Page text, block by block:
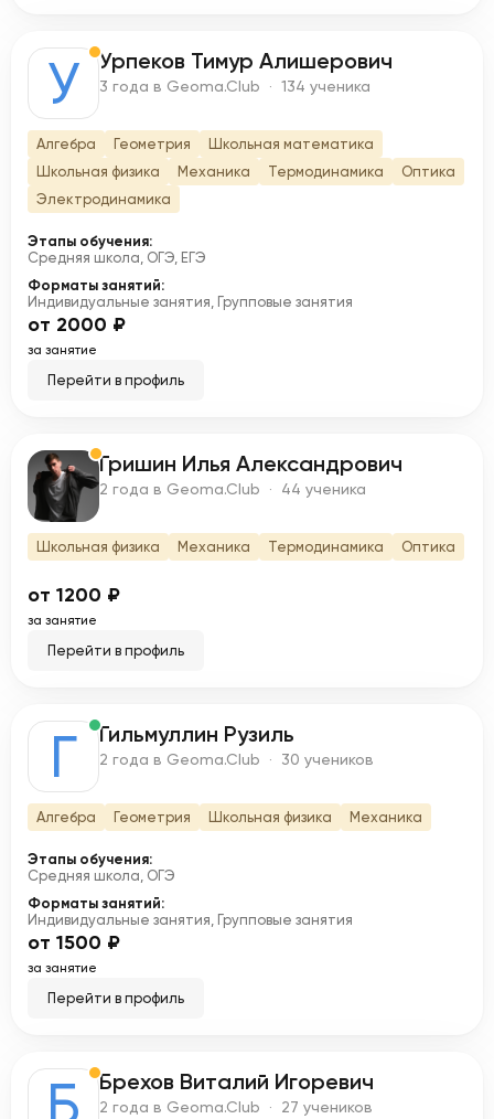
У Урпеков Тимур Алишерович
3 года в Geoma.Club · 134 ученика
Алгебра Геометрия
Школьная математика
Школьная физика
Механика Термодинамика
Оптика
Электродинамика
Этапы обучения:
Средняя школа, ОГЭ, ЕГЭ
Форматы занятий:
Индивидуальные занятия, Групповые занятия
от 2000 ₽
за занятие
Перейти в профиль
Г Гришин Илья Александрович
2 года в Geoma.Club · 44 ученика
Школьная физика Механика Термодинамика Оптика
от 1200 ₽
за занятие
Перейти в профиль
Г Гильмуллин Рузиль
2 года в Geoma.Club · 30 учеников
Алгебра Геометрия Школьная физика Механика
Этапы обучения:
Средняя школа, ОГЭ
Форматы занятий:
Индивидуальные занятия, Групповые занятия
от 1500 ₽
за занятие
Перейти в профиль
Б Брехов Виталий Игоревич
2 года в Geoma.Club · 27 учеников